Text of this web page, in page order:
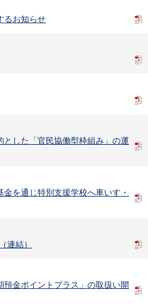
るお知らせ
した「官民協働型枠組み」の運
を通じ特別支援学校へ車いす・
連結）
金ポイントプラス」の取扱い開